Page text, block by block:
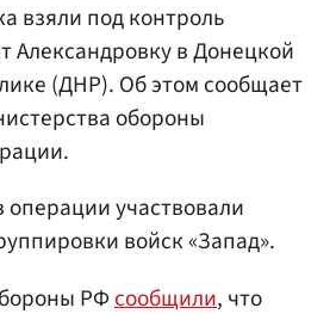
взяли под контроль
Александровку в Донецкой
(ДНР). Об этом сообщает
обороны
операции участвовали
войск «Запад».
РФсообщили, что